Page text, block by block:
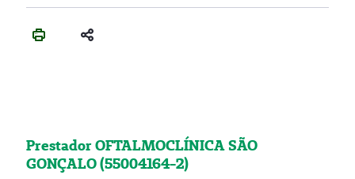
Prestador OFTALMOCLÍNICA SÃO
GONÇALO (55004164-2)